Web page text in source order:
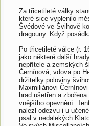
Za třicetileté války
které sice vyplenilo
Švédové ve Švihově
dragouny. Když
Po třicetileté válce (r.
jako některé další
nepřítele a zemských
Černínová, vdova po
držitelky poloviny
Maxmiliánovi
hrad ušetřen a
vnějšího opevnění.
nalezl odezvu i u
psal v nedalekých